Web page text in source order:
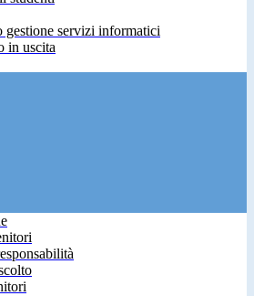
gestione servizi informatici
in uscita